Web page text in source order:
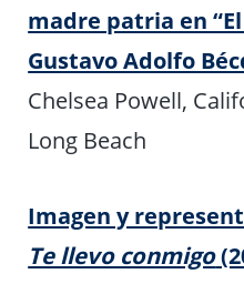
madre patria en
Gustavo Adolfo
Chelsea Powell,
Long Beach
Imagen y
Te llevo conmigo